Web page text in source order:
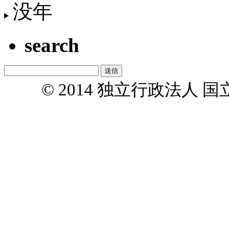
没年
search
© 2014 独立行政法人 国